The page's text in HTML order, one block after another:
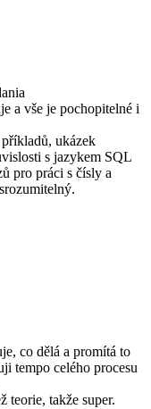
a vše je pochopitelné i
ukázek
s jazykem SQL
pro práci s čísly a
co dělá a promítá to
tempo celého procesu
teorie, takže super.